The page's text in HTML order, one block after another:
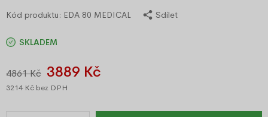
Kód produktu: EDA 80 MEDICAL Sdílet
SKLADEM
4861 Kč 3889 Kč
3214 Kč bez DPH